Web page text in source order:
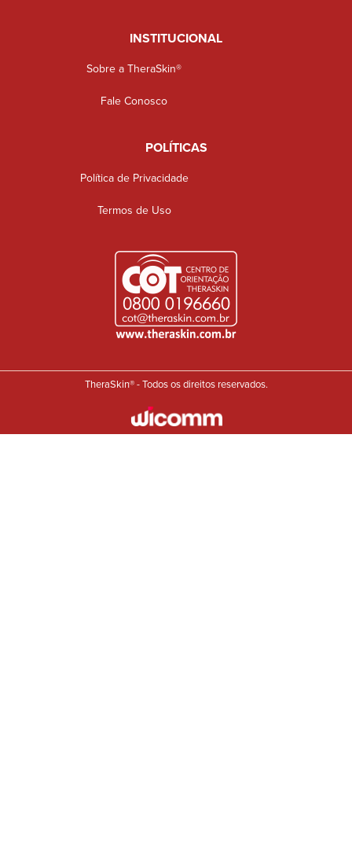
INSTITUCIONAL
Sobre a TheraSkin®
Fale Conosco
POLÍTICAS
Política de Privacidade
Termos de Uso
TheraSkin® - Todos os direitos reservados.